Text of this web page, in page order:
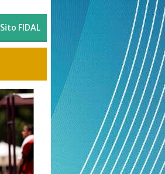
Sito FIDAL